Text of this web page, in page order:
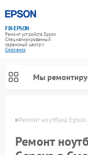
FIX-EPSON
Ремонт устройств Epson
Специализированный
cервисный центр г.
Смоленск
Мы
Ремонт ноутбука
Ремонт